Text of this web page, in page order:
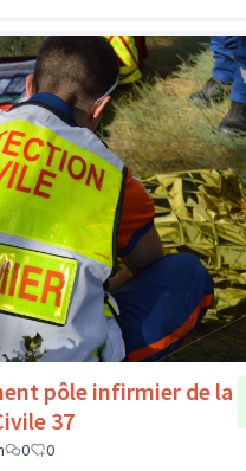
pôle infirmier de la
37
0 0